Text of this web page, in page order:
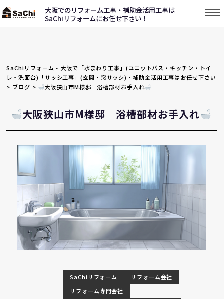
大阪でのリフォーム工事・補助金活用工事は
SaChiリフォームにお任せ下さい！
SaChiリフォーム - 大阪で「水まわり工事」(ユニットバス・キッチン・トイ
レ・洗面台)「サッシ工事」(玄関・窓サッシ)・補助金活用工事はお任せ下さい
> ブログ > 大阪狭山市M様邸 浴槽部材お手入れ
大阪狭山市M様邸 浴槽部材お手入れ
SaChiリフォーム
リフォーム会社
リフォーム専門会社